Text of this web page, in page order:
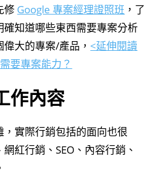
修 Google 專案經理證照班 ，了
知道哪些東西需要專案分析
大的專案/產品， <延伸閱讀
要專案能力？
作內容
實際行銷包括的面向也很
紅行銷、SEO、內容行銷、